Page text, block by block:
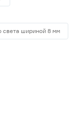
света шириной 8 мм